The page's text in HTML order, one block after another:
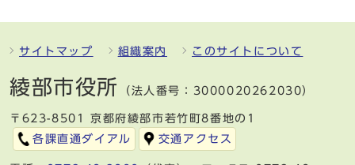
サイトマップ 組織案内 このサイトについて
綾部市役所 （法人番号：3000020262030）
〒623-8501 京都府綾部市若竹町8番地の1
各課直通ダイアル
交通アクセス